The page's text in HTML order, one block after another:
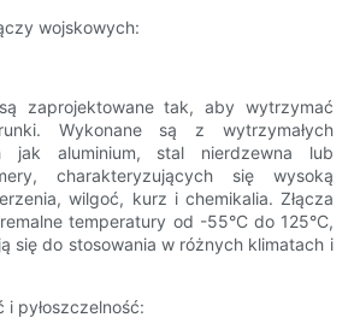
wojskowych:
zaprojektowane tak, aby wytrzymać
Wykonane są z wytrzymałych
jak aluminium, stal nierdzewna lub
charakteryzujących się wysoką
wilgoć, kurz i chemikalia. Złącza
temperatury od -55°C do 125°C,
się do stosowania w różnych klimatach i
i pyłoszczelność: